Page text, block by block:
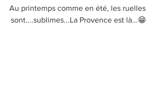
Au printemps comme en été, les ruelles
sont....sublimes...La Provence est là...😁